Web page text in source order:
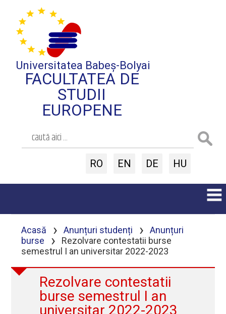
Universitatea Babeș-Bolyai
FACULTATEA DE
STUDII
EUROPENE
RO EN DE HU
Acasă › Anunțuri studenți ›
Anunțuri
burse
›
Rezolvare contestatii burse
semestrul I an universitar 2022-2023
Rezolvare contestatii
burse semestrul I an
universitar 2022-2023